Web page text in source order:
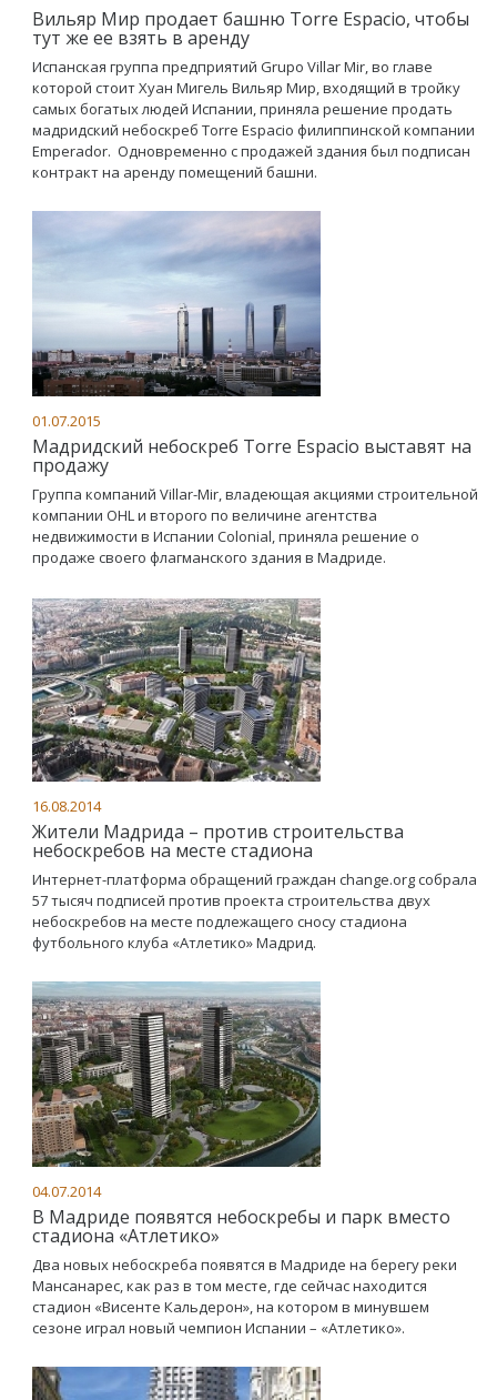
Вильяр Мир продает башню Torre Espacio, чтобы
тут же ее взять в аренду
Испанская группа предприятий Grupo Villar Mir, во главе
которой стоит Хуан Мигель Вильяр Мир, входящий в тройку
самых богатых людей Испании, приняла решение продать
мадридский небоскреб Torre Espacio филиппинской компании
Emperador. Одновременно с продажей здания был подписан
контракт на аренду помещений башни.
01.07.2015
Мадридский небоскреб Torre Espacio выставят на
продажу
Группа компаний Villar-Mir, владеющая акциями строительной
компании OHL и второго по величине агентства
недвижимости в Испании Colonial, приняла решение о
продаже своего флагманского здания в Мадриде.
16.08.2014
Жители Мадрида – против строительства
небоскребов на месте стадиона
Интернет-платформа обращений граждан change.org собрала
57 тысяч подписей против проекта строительства двух
небоскребов на месте подлежащего сносу стадиона
футбольного клуба «Атлетико» Мадрид.
04.07.2014
В Мадриде появятся небоскребы и парк вместо
стадиона «Атлетико»
Два новых небоскреба появятся в Мадриде на берегу реки
Мансанарес, как раз в том месте, где сейчас находится
стадион «Висенте Кальдерон», на котором в минувшем
сезоне играл новый чемпион Испании – «Атлетико».